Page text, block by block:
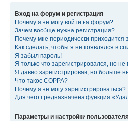
Вход на форум и регистрация
Почему я не могу войти на форум?
Зачем вообще нужна регистрация?
Почему мне периодически приходится
Как сделать, чтобы я не появлялся в
Я забыл пароль!
Я только что зарегистрировался, но не
Я давно зарегистрирован, но больше
Что такое COPPA?
Почему я не могу зарегистрироваться?
Для чего предназначена функция
Параметры и настройки пользователя